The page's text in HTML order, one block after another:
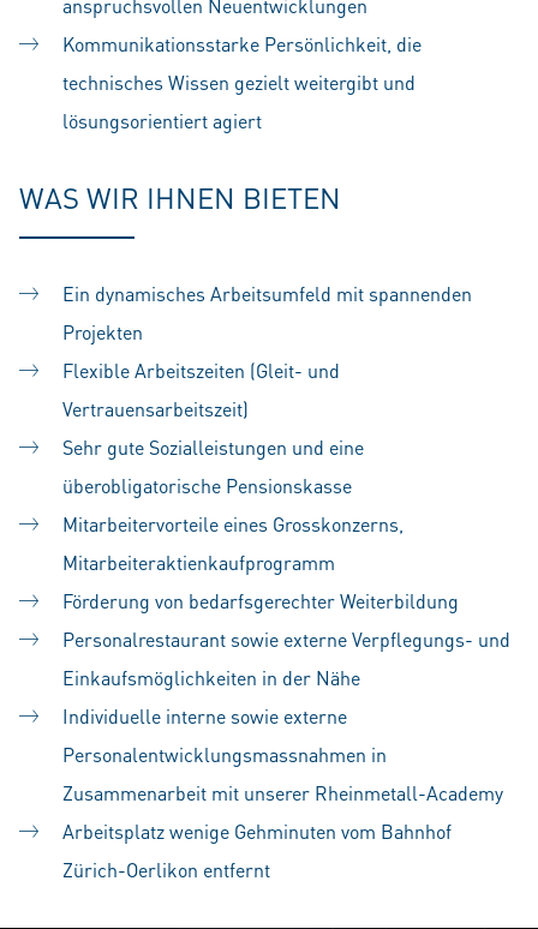
anspruchsvollen Neuentwicklungen
Kommunikationsstarke Persönlichkeit, die
technisches Wissen gezielt weitergibt und
lösungsorientiert agiert
WAS WIR IHNEN BIETEN
Ein dynamisches Arbeitsumfeld mit spannenden
Projekten
Flexible Arbeitszeiten (Gleit- und
Vertrauensarbeitszeit)
Sehr gute Sozialleistungen und eine
überobligatorische Pensionskasse
Mitarbeitervorteile eines Grosskonzerns,
Mitarbeiteraktienkaufprogramm
Förderung von bedarfsgerechter Weiterbildung
Personalrestaurant sowie externe Verpflegungs- und
Einkaufsmöglichkeiten in der Nähe
Individuelle interne sowie externe
Personalentwicklungsmassnahmen in
Zusammenarbeit mit unserer Rheinmetall-Academy
Arbeitsplatz wenige Gehminuten vom Bahnhof
Zürich-Oerlikon entfernt